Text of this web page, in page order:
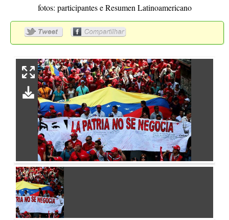
fotos: participantes e Resumen Latinoamericano